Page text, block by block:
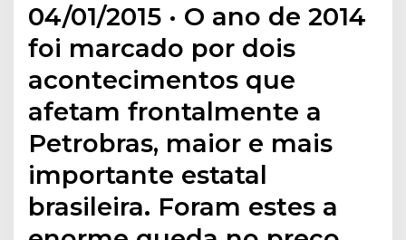
04/01/2015 · O ano de 2014
foi marcado por dois
acontecimentos que
afetam frontalmente a
Petrobras, maior e mais
importante estatal
brasileira. Foram estes a